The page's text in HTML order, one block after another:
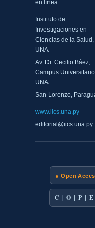
en línea
Instituto de
Investigaciones en
Ciencias de la Salud,
UNA
Av. Dr. Cecilio Báez,
Campus
UNA
San Lorenzo,
www.iics.una.py
editorial@iics.una.py
● Open
C | O | P | E